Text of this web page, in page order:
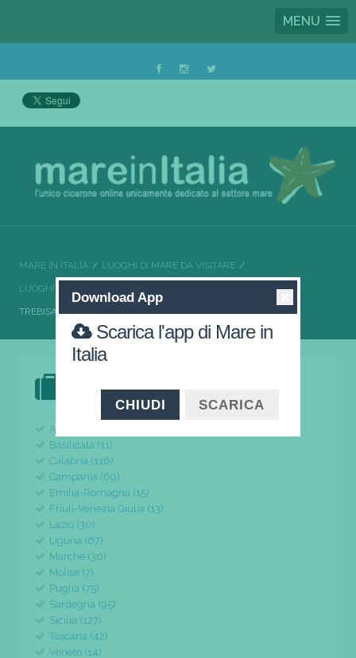
MENU
MARE IN ITALIA LUOGHI DI MARE DA VISITARE
LUOGHI DI MARE DA VISITARE CALABRIA
TREBISACCE LA VACANZE CHE STAVI CERCANDO
Abruzzo (24)
Basilicata (11)
Calabria (116)
Campania (69)
Emilia-Romagna (15)
Friuli-Venezia Giulia (13)
Lazio (30)
Liguria (67)
Marche (30)
Molise (7)
Puglia (75)
Sardegna (95)
Sicilia (127)
Toscana (42)
Veneto (14)
Download App
Scarica l'app di Mare in
Italia
CHIUDI SCARICA